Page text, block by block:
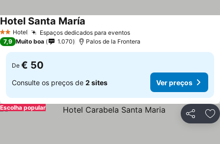
2 Estrelas
Hotel Espaços dedicados para eventosVer preços
Hotel Santa María
7,9 Muito boa 1.070 Palos de la Frontera
De € 50
Consulte os preços de 2 sites Ver preços
Partilhar
Escolha popular